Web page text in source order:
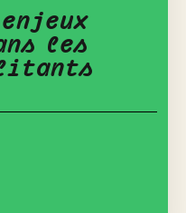
les